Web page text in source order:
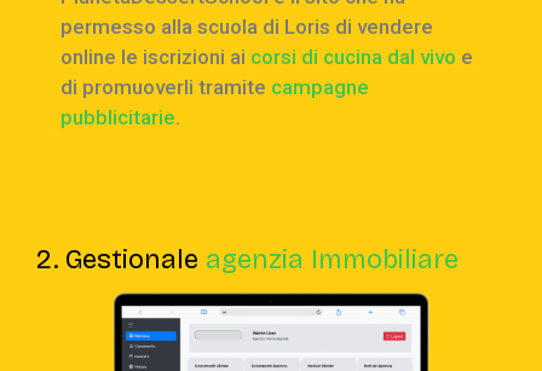
permesso alla scuola di Loris di vendere
online le iscrizioni ai corsi di cucina dal vivo e
di promuoverli tramite campagne
pubblicitarie.
2. Gestionale agenzia Immobiliare